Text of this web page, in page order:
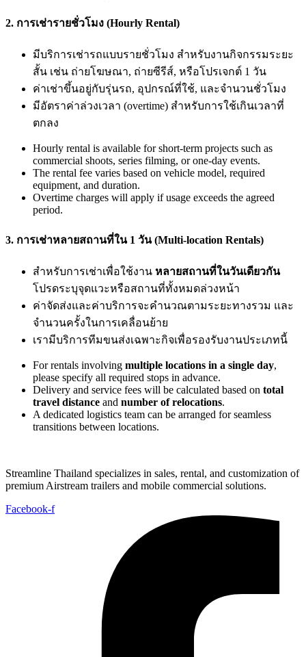
2. การเช่ารายชั่วโมง (Hourly Rental)
มีบริการเช่ารถแบบรายชั่วโมง สำหรับงานกิจกรรมระยะ
สั้น เช่น ถ่ายโฆษณา, ถ่ายซีรีส์, หรือโปรเจกต์ 1 วัน
ค่าเช่าขึ้นอยู่กับรุ่นรถ, อุปกรณ์ที่ใช้, และจำนวนชั่วโมง
มีอัตราค่าล่วงเวลา (overtime) สำหรับการใช้เกินเวลาที่
ตกลง
Hourly rental is available for short-term projects such as
commercial shoots, series filming, or one-day events.
The rental fee varies based on vehicle model, required
equipment, and duration.
Overtime charges will apply if usage exceeds the agreed
period.
3. การเช่าหลายสถานที่ใน 1 วัน (Multi-location Rentals)
สำหรับการเช่าเพื่อใช้งาน หลายสถานที่ในวันเดียวกัน
โปรดระบุจุดแวะหรือสถานที่ทั้งหมดล่วงหน้า
ค่าจัดส่งและค่าบริการจะคำนวณตามระยะทางรวม และ
จำนวนครั้งในการเคลื่อนย้าย
เรามีบริการทีมขนส่งเฉพาะกิจเพื่อรองรับงานประเภทนี้
For rentals involving multiple locations in a single day,
please specify all required stops in advance.
Delivery and service fees will be calculated based on total
travel distance and number of relocations.
A dedicated logistics team can be arranged for seamless
transitions between locations.
Streamline Thailand specializes in sales, rental, and customization of
premium Airstream trailers and mobile commercial solutions.
Facebook-f